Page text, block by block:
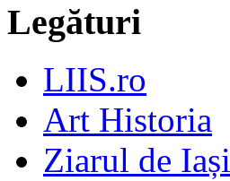
Legături
LIIS.ro
Art Historia
Ziarul de Iași